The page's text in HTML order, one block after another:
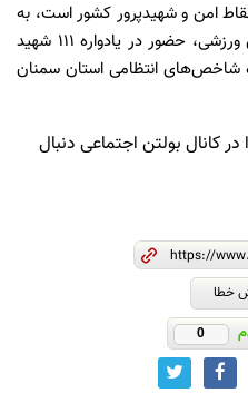
امن و شهیدپرور کشور است، به
فال نیک گرفت و گفت: افتتاح زمین ورزشی، حضور در یادواره ۱۱۱ شهید
شاخص‌های انتظامی استان سمنان
کانال بولتن اجتماعی دنبال
خطا
0